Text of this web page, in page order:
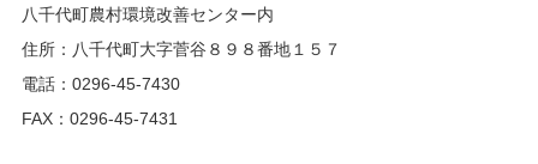
八千代町農村環境改善センター内
住所：八千代町大字菅谷８９８番地１５７
電話：0296-45-7430
FAX：0296-45-7431